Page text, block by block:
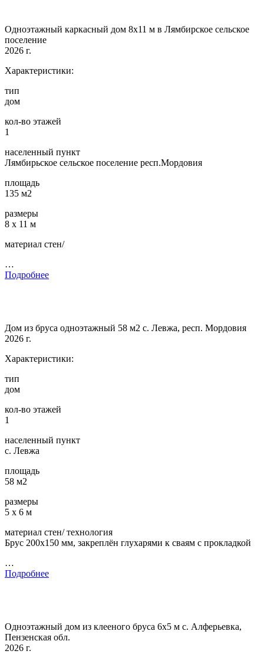
Одноэтажный каркасный дом 8х11 м в Лямбирское сельское
поселение
2026 г.
Характеристики:
тип
дом
кол-во этажей
1
населенный пункт
Лямбирьское сельское поселение респ.Мордовия
площадь
135 м2
размеры
8 х 11 м
материал стен/
…
Подробнее
Дом из бруса одноэтажный 58 м2 с. Левжа, респ. Мордовия
2026 г.
Характеристики:
тип
дом
кол-во этажей
1
населенный пункт
с. Левжа
площадь
58 м2
размеры
5 х 6 м
материал стен/ технология
Брус 200х150 мм, закреплён глухарями к сваям с прокладкой
…
Подробнее
Одноэтажный дом из клееного бруса 6х5 м с. Алферьевка,
Пензенская обл.
2026 г.